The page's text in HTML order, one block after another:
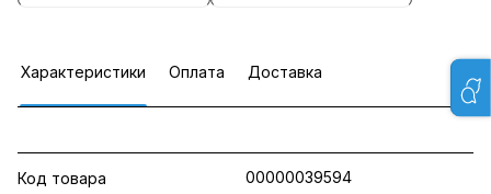
Характеристики Оплата Доставка
Код товара 00000039594